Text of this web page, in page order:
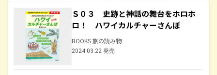
Ｓ０３ 史跡と神話の舞台をホロホ
ロ！ ハワイカルチャーさんぽ
BOOKS 旅の読み物
2024.03.22 発売